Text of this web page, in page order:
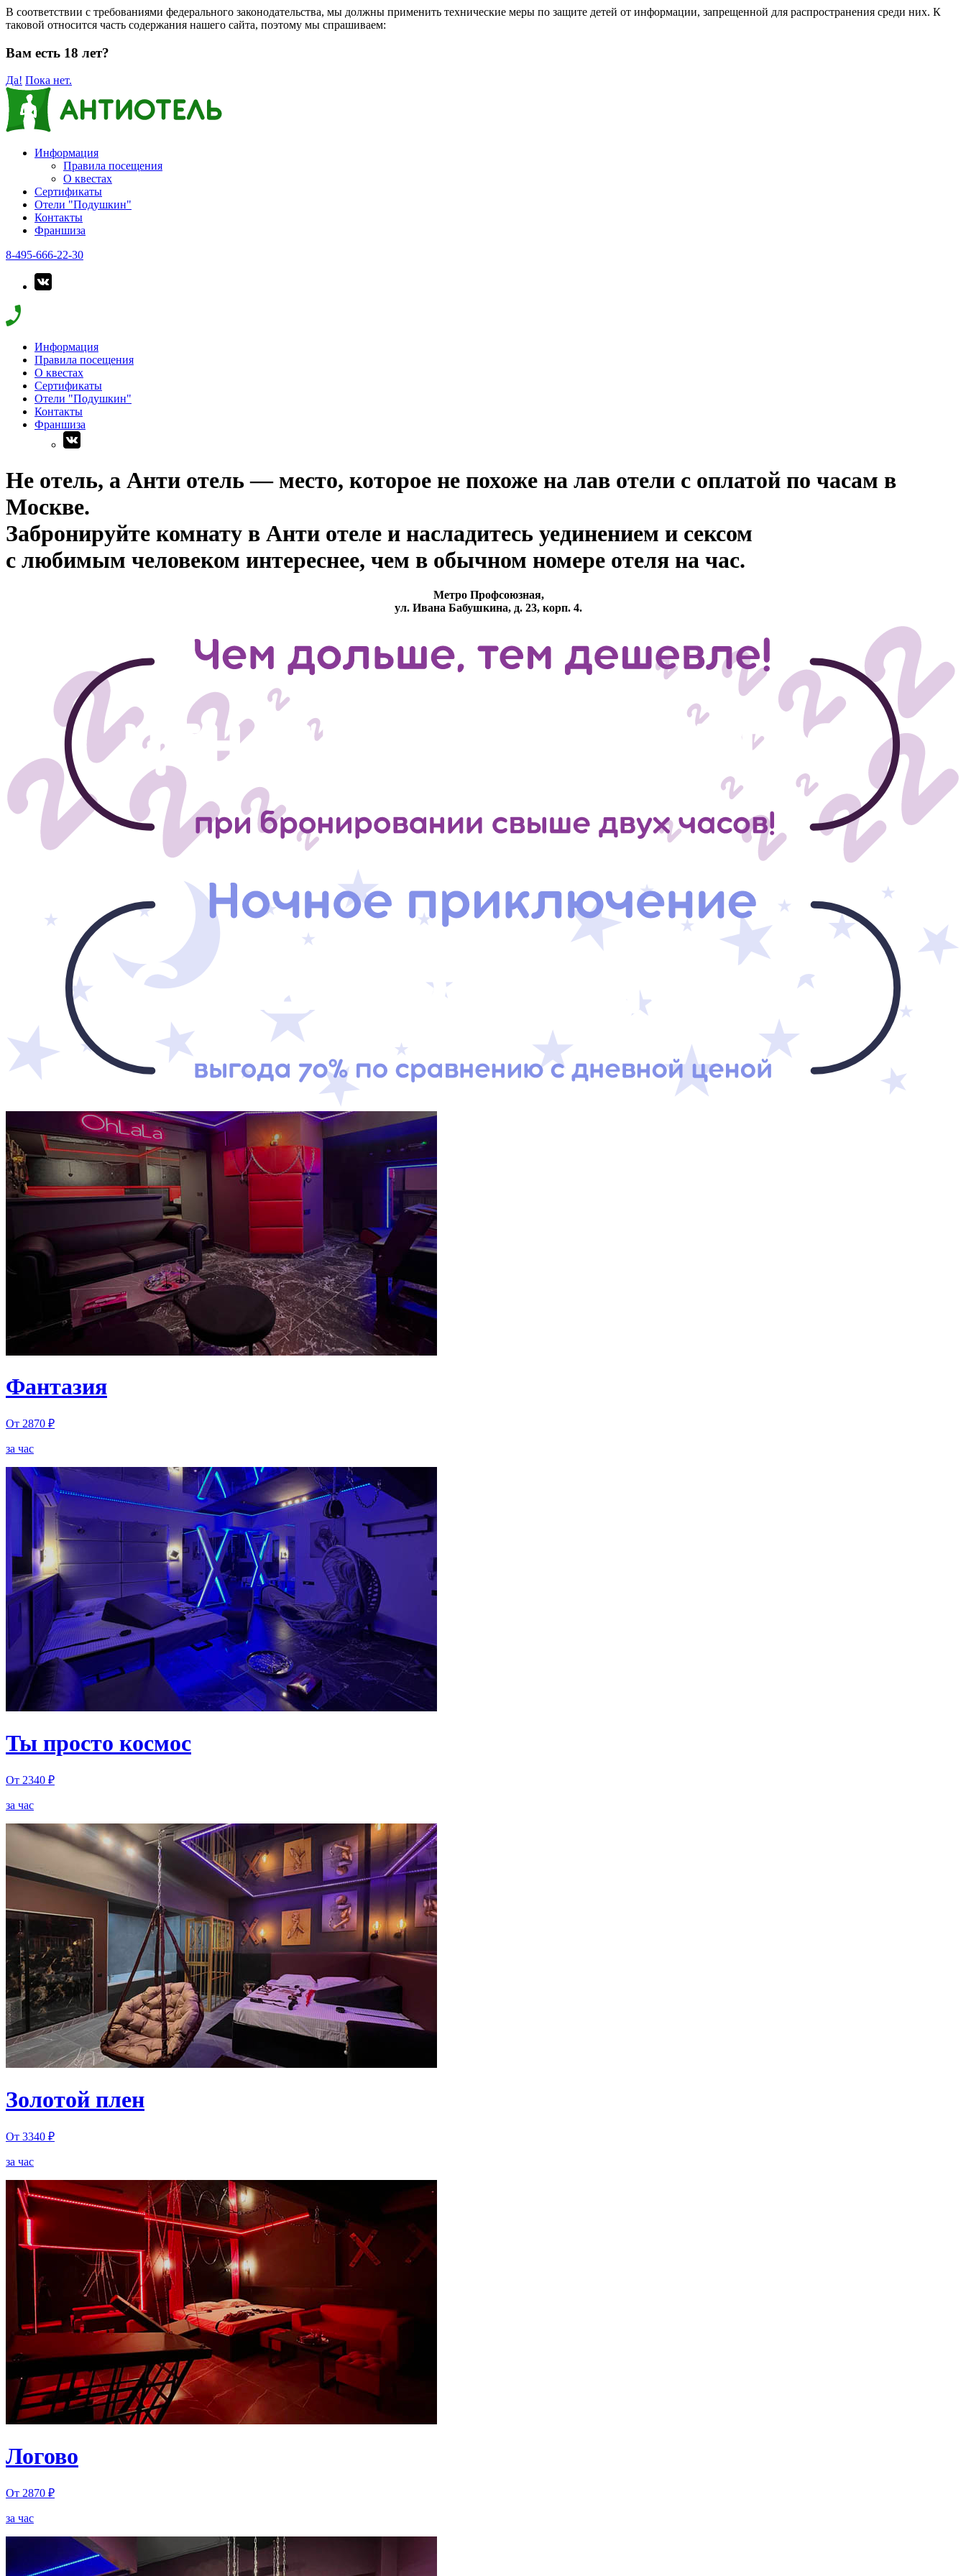
В соответствии с требованиями федерального законодательства, мы должны применить технические меры по защите детей от информации, запрещенной для распространения среди них. К
таковой относится часть содержания нашего сайта, поэтому мы спрашиваем:
Вам есть 18 лет?
Да! Пока нет.
Информация
Правила посещения
О квестах
Сертификаты
Отели "Подушкин"
Контакты
Франшиза
8-495-666-22-30
Информация
Правила посещения
О квестах
Сертификаты
Отели "Подушкин"
Контакты
Франшиза
Не отель, а Анти отель — место, которое не похоже на лав отели с оплатой по часам в
Москве.
Забронируйте комнату в Анти отеле и насладитесь уединением и сексом
с любимым человеком интереснее, чем в обычном номере отеля на час.
Метро Профсоюзная,
ул. Ивана Бабушкина, д. 23, корп. 4.
Фантазия
От 2870 ₽
за час
Ты просто космос
От 2340 ₽
за час
Золотой плен
От 3340 ₽
за час
Логово
От 2870 ₽
за час